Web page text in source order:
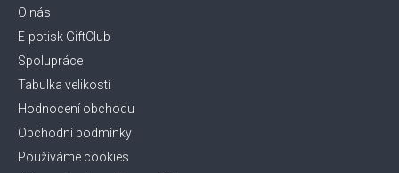
O nás
E-potisk GiftClub
Spolupráce
Tabulka velikostí
Hodnocení obchodu
Obchodní podmínky
Používáme cookies